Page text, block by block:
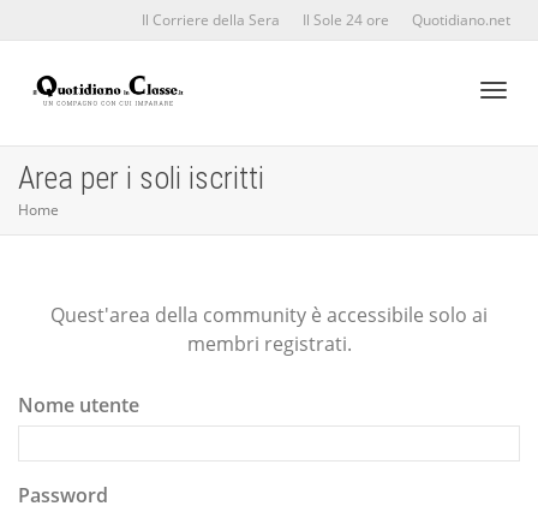
Il Corriere della Sera Il Sole 24 ore Quotidiano.net
Area per i soli iscritti
Home
Quest'area della community è accessibile solo ai
membri registrati.
Nome utente
Password